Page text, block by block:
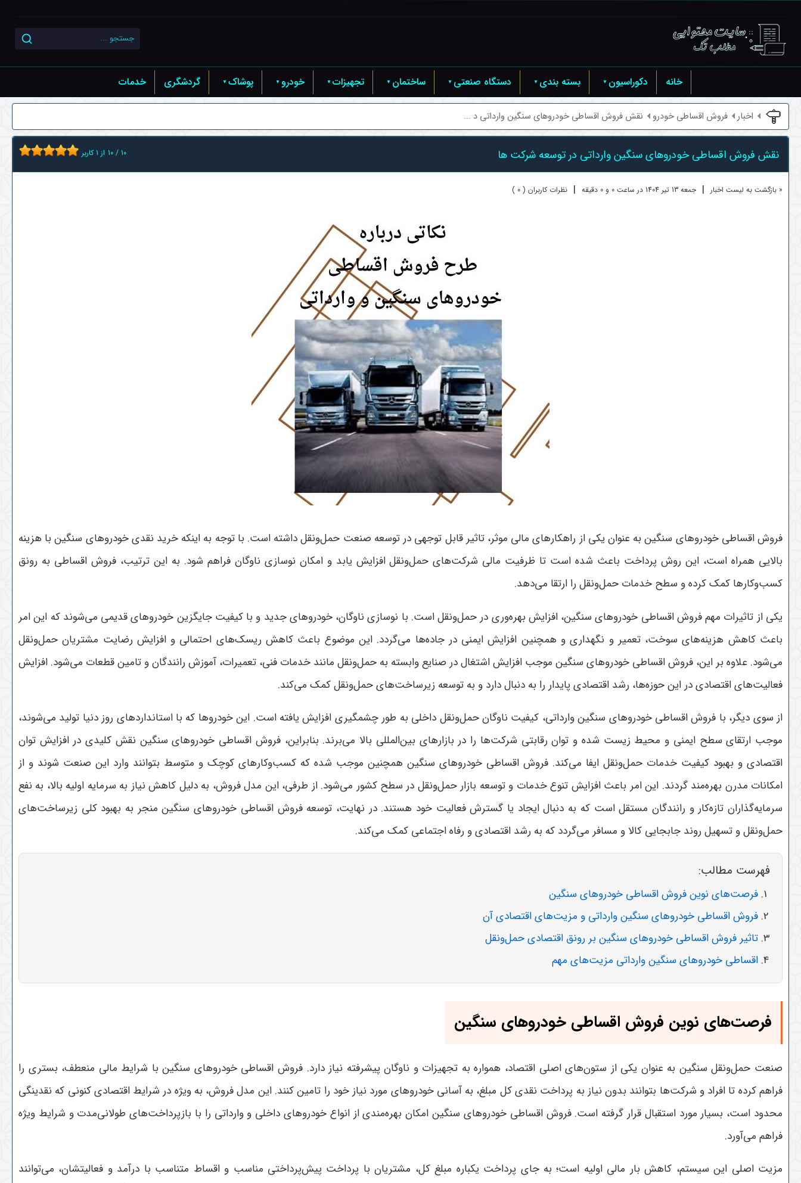
خانه دکوراسیون بسته بندی دستگاه صنعتی ساختمان تجهیزات خودرو پوشاک گردشگری خدمات
اخبار فروش اقساطی خودرو نقش فروش اقساطی خودروهای سنگین وارداتی د ...
نقش فروش اقساطی خودروهای سنگین وارداتی در توسعه شرکت ها 10 / 10 از 1کاربر
« بازگشت به لیست اخبار | جمعه 13 تير 1404 در ساعت 0 و 0 دقیقه | نظرات کاربران ( 0 )
فروش اقساطی خودروهای سنگین به عنوان یکی از راهکارهای مالی موثر، تاثیر قابل توجهی در توسعه صنعت حمل‌ونقل داشته است. با توجه به اینکه خرید نقدی خودروهای سنگین با هزینه
بالایی همراه است، این روش پرداخت باعث شده است تا ظرفیت مالی شرکت‌های حمل‌ونقل افزایش یابد و امکان نوسازی ناوگان فراهم شود. به این ترتیب، فروش اقساطی به رونق
کسب‌وکارها کمک کرده و سطح خدمات حمل‌ونقل را ارتقا می‌دهد.
یکی از تاثیرات مهم فروش اقساطی خودروهای سنگین، افزایش بهره‌وری در حمل‌ونقل است. با نوسازی ناوگان، خودروهای جدید و با کیفیت جایگزین خودروهای قدیمی می‌شوند که این امر
باعث کاهش هزینه‌های سوخت، تعمیر و نگهداری و همچنین افزایش ایمنی در جاده‌ها می‌گردد. این موضوع باعث کاهش ریسک‌های احتمالی و افزایش رضایت مشتریان حمل‌ونقل
می‌شود. علاوه بر این، فروش اقساطی خودروهای سنگین موجب افزایش اشتغال در صنایع وابسته به حمل‌ونقل مانند خدمات فنی، تعمیرات، آموزش رانندگان و تامین قطعات می‌شود. افزایش
فعالیت‌های اقتصادی در این حوزه‌ها، رشد اقتصادی پایدار را به دنبال دارد و به توسعه زیرساخت‌های حمل‌ونقل کمک می‌کند.
از سوی دیگر، با فروش اقساطی خودروهای سنگین وارداتی، کیفیت ناوگان حمل‌ونقل داخلی به طور چشمگیری افزایش یافته است. این خودروها که با استانداردهای روز دنیا تولید می‌شوند،
موجب ارتقای سطح ایمنی و محیط زیست شده و توان رقابتی شرکت‌ها را در بازارهای بین‌المللی بالا می‌برند. بنابراین، فروش اقساطی خودروهای سنگین نقش کلیدی در افزایش توان
اقتصادی و بهبود کیفیت خدمات حمل‌ونقل ایفا می‌کند. فروش اقساطی خودروهای سنگین همچنین موجب شده که کسب‌وکارهای کوچک و متوسط بتوانند وارد این صنعت شوند و از
امکانات مدرن بهره‌مند گردند. این امر باعث افزایش تنوع خدمات و توسعه بازار حمل‌ونقل در سطح کشور می‌شود. از طرفی، این مدل فروش، به دلیل کاهش نیاز به سرمایه اولیه بالا، به نفع
سرمایه‌گذاران تازه‌کار و رانندگان مستقل است که به دنبال ایجاد یا گسترش فعالیت خود هستند. در نهایت، توسعه فروش اقساطی خودروهای سنگین منجر به بهبود کلی زیرساخت‌های
حمل‌ونقل و تسهیل روند جابجایی کالا و مسافر می‌گردد که به رشد اقتصادی و رفاه اجتماعی کمک می‌کند.
فهرست مطالب:
فرصت‌های نوین فروش اقساطی خودروهای سنگین
فروش اقساطی خودروهای سنگین وارداتی و مزیت‌های اقتصادی آن
تاثیر فروش اقساطی خودروهای سنگین بر رونق اقتصادی حمل‌ونقل
اقساطی خودروهای سنگین وارداتی مزیت‌های مهم
فرصت‌های نوین فروش اقساطی خودروهای سنگین
صنعت حمل‌ونقل سنگین به عنوان یکی از ستون‌های اصلی اقتصاد، همواره به تجهیزات و ناوگان پیشرفته نیاز دارد. فروش اقساطی خودروهای سنگین با شرایط مالی منعطف، بستری را
فراهم کرده تا افراد و شرکت‌ها بتوانند بدون نیاز به پرداخت نقدی کل مبلغ، به آسانی خودروهای مورد نیاز خود را تامین کنند. این مدل فروش، به ویژه در شرایط اقتصادی کنونی که نقدینگی
محدود است، بسیار مورد استقبال قرار گرفته است. فروش اقساطی خودروهای سنگین امکان بهره‌مندی از انواع خودروهای داخلی و وارداتی را با بازپرداخت‌های طولانی‌مدت و شرایط ویژه
فراهم می‌آورد.
مزیت اصلی این سیستم، کاهش بار مالی اولیه است؛ به جای پرداخت یکباره مبلغ کل، مشتریان با پرداخت پیش‌پرداختی مناسب و اقساط متناسب با درآمد و فعالیتشان، می‌توانند